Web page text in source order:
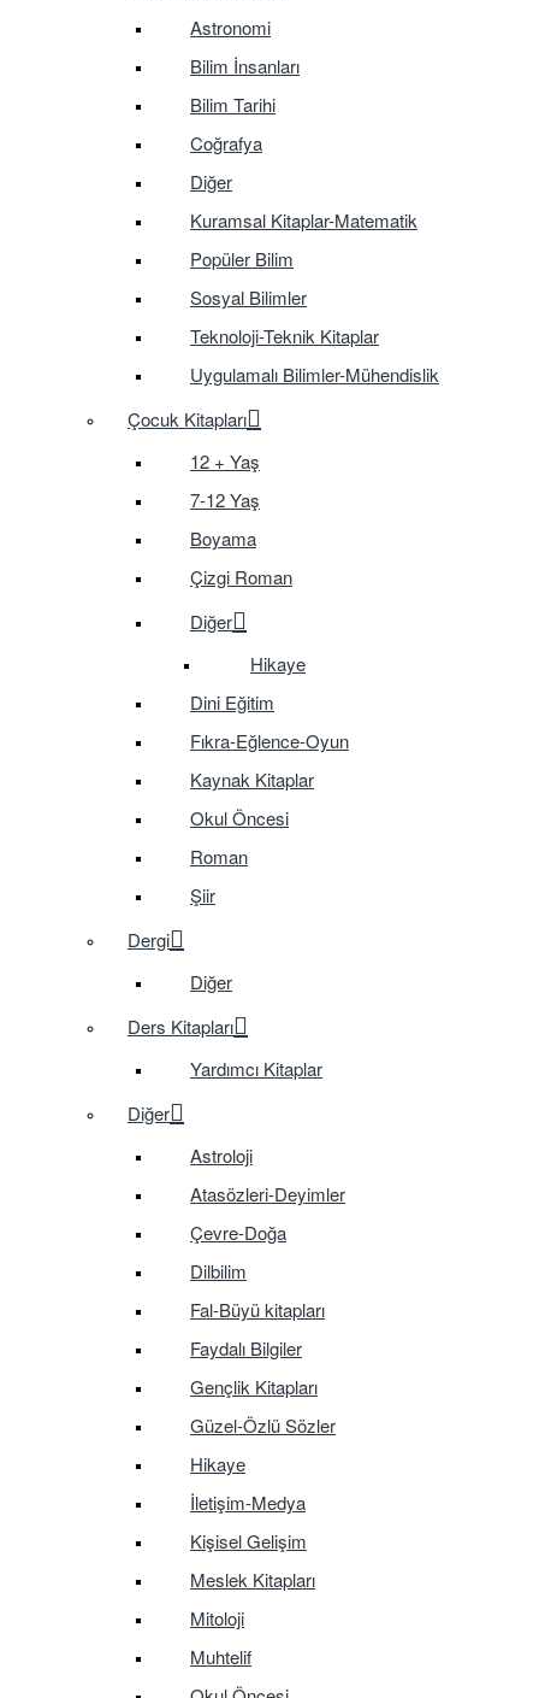
Astronomi
Bilim İnsanları
Bilim Tarihi
Coğrafya
Diğer
Kuramsal Kitaplar-Matematik
Popüler Bilim
Sosyal Bilimler
Teknoloji-Teknik Kitaplar
Uygulamalı Bilimler-Mühendislik
Çocuk Kitapları
12 + Yaş
7-12 Yaş
Boyama
Çizgi Roman
Diğer
Hikaye
Dini Eğitim
Fıkra-Eğlence-Oyun
Kaynak Kitaplar
Okul Öncesi
Roman
Şiir
Dergi
Diğer
Ders Kitapları
Yardımcı Kitaplar
Diğer
Astroloji
Atasözleri-Deyimler
Çevre-Doğa
Dilbilim
Fal-Büyü kitapları
Faydalı Bilgiler
Gençlik Kitapları
Güzel-Özlü Sözler
Hikaye
İletişim-Medya
Kişisel Gelişim
Meslek Kitapları
Mitoloji
Muhtelif